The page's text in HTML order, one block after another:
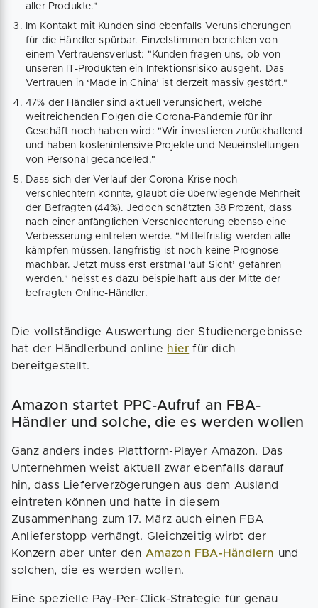
aller Produkte."
Im Kontakt mit Kunden sind ebenfalls Verunsicherungen
für die Händler spürbar. Einzelstimmen berichten von
einem Vertrauensverlust: "Kunden fragen uns, ob von
unseren IT-Produkten ein Infektionsrisiko ausgeht. Das
Vertrauen in ‘Made in China’ ist derzeit massiv gestört."
47% der Händler sind aktuell verunsichert, welche
weitreichenden Folgen die Corona-Pandemie für ihr
Geschäft noch haben wird: "Wir investieren zurückhaltend
und haben kostenintensive Projekte und Neueinstellungen
von Personal gecancelled."
Dass sich der Verlauf der Corona-Krise noch
verschlechtern könnte, glaubt die überwiegende Mehrheit
der Befragten (44%). Jedoch schätzten 38 Prozent, dass
nach einer anfänglichen Verschlechterung ebenso eine
Verbesserung eintreten werde. "Mittelfristig werden alle
kämpfen müssen, langfristig ist noch keine Prognose
machbar. Jetzt muss erst erstmal ‘auf Sicht’ gefahren
werden." heisst es dazu beispielhaft aus der Mitte der
befragten Online-Händler.
Die vollständige Auswertung der Studienergebnisse
hat der Händlerbund online hier für dich
bereitgestellt.
Amazon startet PPC-Aufruf an FBA-
Händler und solche, die es werden wollen
Ganz anders indes Plattform-Player Amazon. Das
Unternehmen weist aktuell zwar ebenfalls darauf
hin, dass Lieferverzögerungen aus dem Ausland
eintreten können und hatte in diesem
Zusammenhang zum 17. März auch einen FBA
Anlieferstopp verhängt. Gleichzeitig wirbt der
Konzern aber unter den Amazon FBA-Händlern und
solchen, die es werden wollen.
Eine spezielle Pay-Per-Click-Strategie für genau